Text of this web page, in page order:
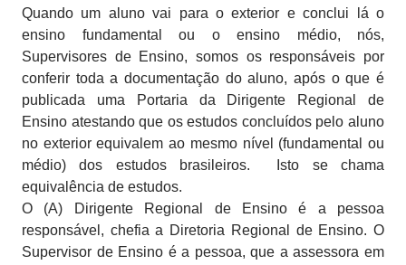
Quando um aluno vai para o exterior e conclui lá o
ensino fundamental ou o ensino médio, nós,
Supervisores de Ensino, somos os responsáveis por
conferir toda a documentação do aluno, após o que é
publicada uma Portaria da Dirigente Regional de
Ensino atestando que os estudos concluídos pelo aluno
no exterior equivalem ao mesmo nível (fundamental ou
médio) dos estudos brasileiros.
Isto se chama
equivalência de estudos.
O (A) Dirigente Regional de Ensino é a pessoa
responsável, chefia a Diretoria Regional de Ensino. O
Supervisor de Ensino é a pessoa, que a assessora em